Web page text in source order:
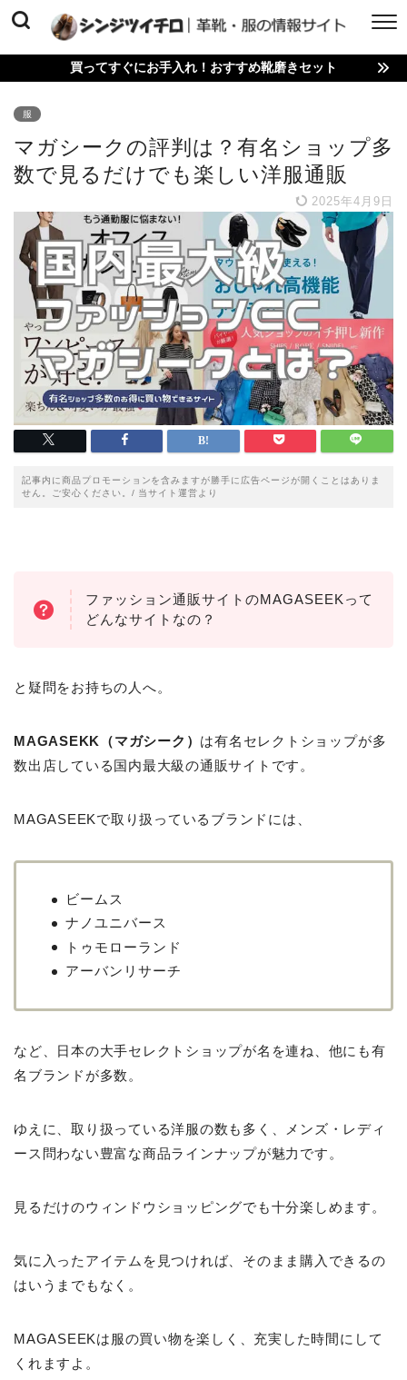
買ってすぐにお手入れ！おすすめ靴磨きセット
服
マガシークの評判は？有名ショップ多
数で見るだけでも楽しい洋服通販
2025年4月9日
記事内に商品プロモーションを含みますが勝手に広告ページが開くことはありま
せん。ご安心ください。/ 当サイト運営より
ファッション通販サイトのMAGASEEKって
どんなサイトなの？
と疑問をお持ちの人へ。
MAGASEKK（マガシーク） は有名セレクトショップが多
数出店している国内最大級の通販サイトです。
MAGASEEKで取り扱っているブランドには、
ビームス
ナノユニバース
トゥモローランド
アーバンリサーチ
など、日本の大手セレクトショップが名を連ね、他にも有
名ブランドが多数。
ゆえに、取り扱っている洋服の数も多く、メンズ・レディ
ース問わない豊富な商品ラインナップが魅力です。
見るだけのウィンドウショッピングでも十分楽しめます。
気に入ったアイテムを見つければ、そのまま購入できるの
はいうまでもなく。
MAGASEEKは服の買い物を楽しく、充実した時間にして
くれますよ。